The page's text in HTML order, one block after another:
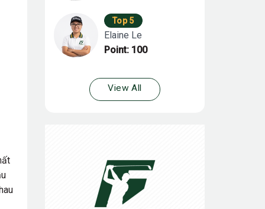
Top 5
Elaine Le
Point: 100
View All